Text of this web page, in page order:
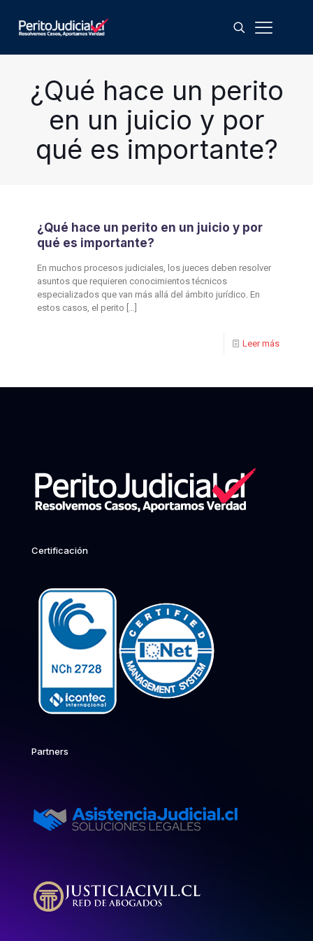
¿Qué hace un perito
en un juicio y por
qué es importante?
¿Qué hace un perito en un juicio y por
qué es importante?
En muchos procesos judiciales, los jueces deben resolver
asuntos que requieren conocimientos técnicos
especializados que van más allá del ámbito jurídico. En
estos casos, el perito […]
Leer más
Certificación
Partners